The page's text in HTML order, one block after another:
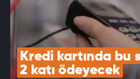
Kredi kartında bu
2 katı ödeyecek